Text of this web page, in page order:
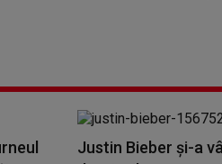
Justin Bieber şi-a